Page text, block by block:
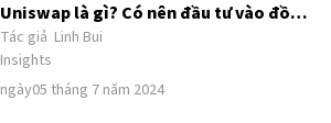
Uniswap là gì? Có nên đầu tư vào đồng
coin UNI trong tương lai?
Tác giả Linh Bui
Insights
ngày05 tháng 7 năm 2024